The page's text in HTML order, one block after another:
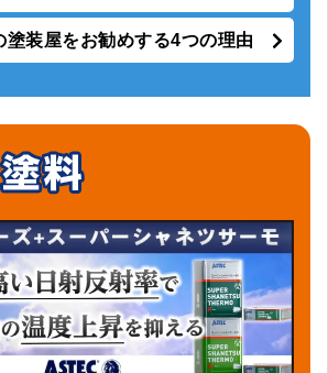
塗装屋をお勧めする4つの理由